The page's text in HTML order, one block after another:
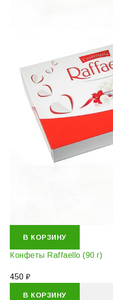
В КОРЗИНУ
Конфеты Raffaello (90 г)
450 ₽
В КОРЗИНУ